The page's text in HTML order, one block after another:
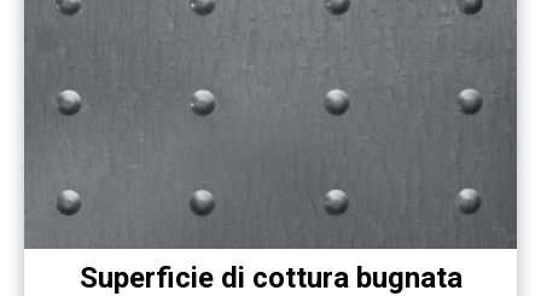
Superficie di cottura bugnata